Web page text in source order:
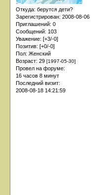
Откуда: берутся дети?
Зарегистрирован: 2008-08-06
Приглашений: 0
Сообщений: 103
Уважение: [+3/-0]
Позитив: [+0/-0]
Пол: Женский
Возраст: 29 [1997-05-30]
Провел на форуме:
16 часов 8 минут
Последний визит:
2008-08-18 14:21:59